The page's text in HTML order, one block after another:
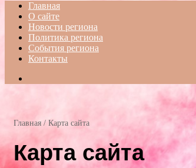
Главная
О сайте
Новости региона
Политика региона
События региона
Контакты
Главная / Карта сайта
Карта сайта